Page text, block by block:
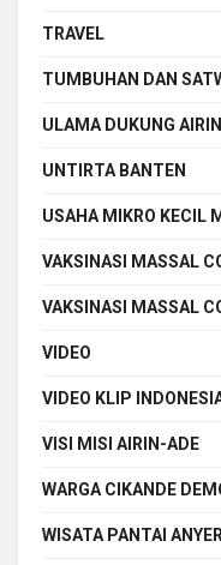
TRAVEL
TUMBUHAN DAN
ULAMA DUKUNG AIRIN
UNTIRTA BANTEN
USAHA MIKRO KECIL
VAKSINASI MASSAL
VAKSINASI MASSAL
VIDEO
VIDEO KLIP
VISI MISI AIRIN-ADE
WARGA CIKANDE
WISATA PANTAI ANYER